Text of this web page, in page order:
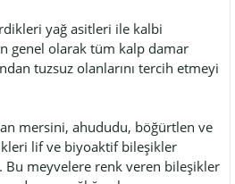
yağ asitleri ile kalbi
genel olarak tüm kalp damar
tuzsuz olanlarını tercih etmeyi
mersini, ahududu, böğürtlen ve
lif ve biyoaktif bileşikler
Bu meyvelere renk veren bileşikler